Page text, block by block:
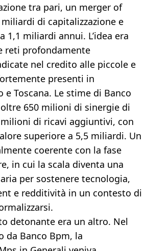
tra pari, un merger of
di capitalizzazione e
1,1 miliardi annui. L’idea era
reti profondamente
nel credito alle piccole e
presenti in
e Toscana. Le stime di Banco
650 milioni di sinergie di
di ricavi aggiuntivi, con
superiore a 5,5 miliardi. Un
coerente con la fase
in cui la scala diventa una
per sostenere tecnologia,
e redditività in un contesto di
detonante era un altro. Nel
da Banco Bpm, la